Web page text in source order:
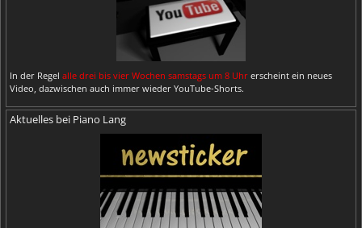
In der Regel alle drei bis vier Wochen samstags um 8 Uhr erscheint ein neues
Video, dazwischen auch immer wieder YouTube-Shorts.
Aktuelles bei Piano Lang